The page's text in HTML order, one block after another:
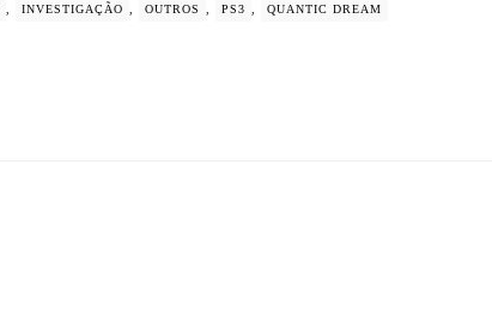
INVESTIGAÇÃO OUTROS PS3 QUANTIC DREAM